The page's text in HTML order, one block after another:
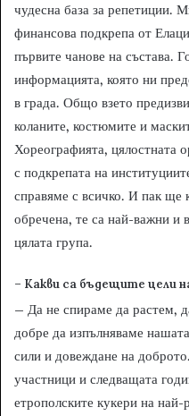
чудесна база за репетиции.
финансова подкрепа от
първите чанове на състава.
информацията, която ни
в града. Общо взето
коланите, костюмите и
Хореографията, цялостната
с подкрепата на
справяме с всичко. И пак ще
обречена, те са най-важни и
цялата група.
– Какви са бъдещите цели
– Да не спираме да растем,
добре да изпълняваме
сили и довеждане на
участници и следващата
етрополските кукери на най-